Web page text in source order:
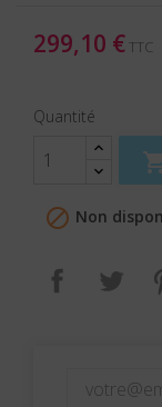
299,10 € TTC
Quantité
 Non
Partager